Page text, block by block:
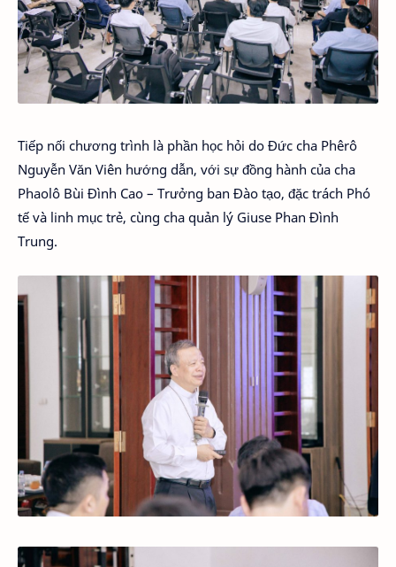
Tiếp nối chương trình là phần học hỏi do Đức cha Phêrô
Nguyễn Văn Viên hướng dẫn, với sự đồng hành của cha
Phaolô Bùi Đình Cao – Trưởng ban Đào tạo, đặc trách Phó
tế và linh mục trẻ, cùng cha quản lý Giuse Phan Đình
Trung.